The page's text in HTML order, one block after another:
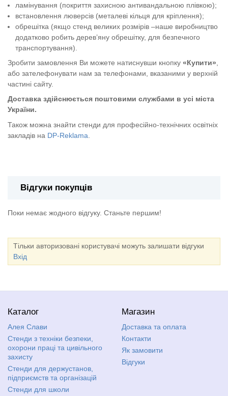
ламінування (покриття захисною антивандальною плівкою);
встановлення люверсів (металеві кільця для кріплення);
обрешітка (якщо стенд великих розмірів –наше виробництво
додатково робить дерев’яну обрешітку, для безпечного
транспортування).
Зробити замовлення Ви можете натиснувши кнопку «Купити»
або зателефонувати нам за телефонами, вказаними у верхній
частині сайту.
Доставка здійснюється поштовими службами в усі міста
України.
Також можна знайти стенди для професійно-технічних освітніх
закладів на DP-Reklama
Відгуки покупців
Поки немає жодного відгуку. Станьте першим!
Тільки авторизовані користувачі можуть залишати відгуки
Вхід
Каталог
Алея Слави
Стенди з техніки безпеки,
охорони праці та цивільного
захисту
Стенди для держустанов,
підприємств та організацій
Стенди для школи
Магазин
Доставка та оплата
Контакти
Як замовити
Відгуки